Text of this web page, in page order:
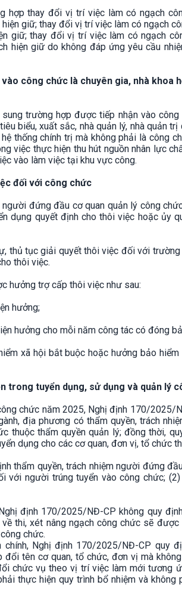
hợp thay đổi vị trí việc làm có ngạch
giữ; thay đổi vị trí việc làm có ngạch
giữ; thay đổi vị trí việc làm có ngạch
hiện giữ do không đáp ứng yêu cầu
công chức là chuyên gia, nhà khoa
trường hợp được tiếp nhận vào công
biểu, xuất sắc, nhà quản lý, nhà quản
thống chính trị mà không phải là công
việc thực hiện thu hút nguồn nhân lực
vào làm việc tại khu vực công.
đối với công chức
đứng đầu cơ quan quản lý công
dụng quyết định cho thôi việc hoặc ủy
thủ tục giải quyết thôi việc đối với
thôi việc.
hưởng trợ cấp thôi việc như sau:
hưởng;
hưởng cho mỗi năm công tác có đóng
xã hội bắt buộc hoặc hưởng bảo
trong tuyển dụng, sử dụng và quản lý
chức năm 2025, Nghị định 170/
địa phương có thẩm quyền, trách
thuộc thẩm quyền quản lý; đồng thời,
dụng cho các cơ quan, đơn vị, tổ chức
thẩm quyền, trách nhiệm người đứng
với người trúng tuyển vào công chức;
định 170/2025/NĐ-CP không quy
thi, xét nâng ngạch công chức sẽ
chức.
chính, Nghị định 170/2025/NĐ-CP quy
đổi tên cơ quan, tổ chức, đơn vị mà
chức vụ theo vị trí việc làm mới tương
thực hiện quy trình bổ nhiệm và